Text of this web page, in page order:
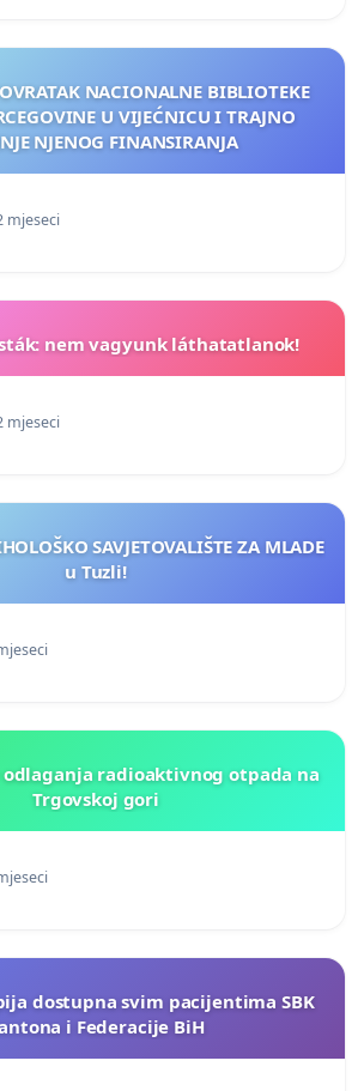
NACIONALNE BIBLIOTEKE
U VIJEĆNICU I TRAJNO
NJENOG FINANSIRANJA
mjeseci
nem vagyunk láthatatlanok!
mjeseci
SAVJETOVALIŠTE ZA MLADE
u Tuzli!
radioaktivnog otpada na
Trgovskoj gori
dostupna svim pacijentima SBK
i Federacije BiH